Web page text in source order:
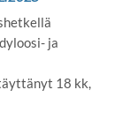
ja
18 kk,